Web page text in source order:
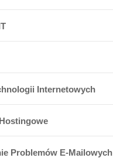
Internetowych
Problemów E-Mailowych